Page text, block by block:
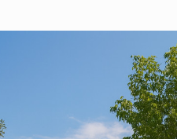
- Джавахети